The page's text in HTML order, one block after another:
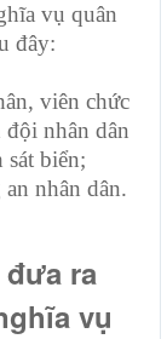
vụ quân
đây:
viên chức
nhân dân
biển;
nhân dân.
ra
vụ